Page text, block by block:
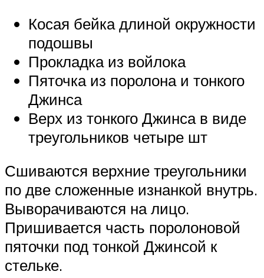
Косая бейка длиной окружности
подошвы
Прокладка из войлока
Пяточка из поролона и тонкого
Джинса
Верх из тонкого Джинса в виде
треугольников четыре шт
Сшиваются верхние треугольники
по две сложенные изнанкой внутрь.
Выворачиваются на лицо.
Пришивается часть поролоновой
пяточки под тонкой Джинсой к
стельке.